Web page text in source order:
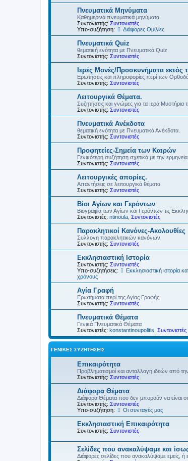
Πνευματικά Μηνύματα
Καθημερινά πνευματικά μηνύματα.
Συντονιστής: Συντονιστές
Υπο-συζήτηση:
Διάφορες Ομιλίες
Πνευματικά Quiz
θεματική ενότητα με Πνευματικά Quiz
Συντονιστής: Συντονιστές
Ιερές Μονές/Προσκυνήματα εκτός
Ερωτήσεις και πληροφορίες περί των
Συντονιστής: Συντονιστές
Λειτουργικά Θέματα.
Συζητήσεις και γνώμες για τα Ιερά Μυστήρια
Συντονιστής: Συντονιστές
Πνευματικά Ανέκδοτα
θεματική ενότητα με Πνευματικά Ανέκδοτα.
Συντονιστής: Συντονιστές
Προφητείες-Σημεία των Καιρών
Γενικότερη συζήτηση σχετικά με την
Συντονιστής: Συντονιστές
Λειτουργικές απορίες.
Απαντήσεις σε λειτουργικά θέματα.
Συντονιστής: Συντονιστές
Βίοι Αγίων και Γερόντων
Βιογραφία των Αγίων και Γερόντων τις
Συντονιστές: ntinoula Συντονιστές
Παρακλητικοί Κανόνες-Ακολουθίες
Συλλογη παρακλητικών κανόνων
Συντονιστής: Συντονιστές
Εκκλησιαστική Ιστορία
Συντονιστής: Συντονιστές
Υπο-συζητήσεις:
Εκκλησιαστική ιστορία
χρόνους
Αγία Γραφή
Ερωτήματα περί της Αγίας Γραφής
Συντονιστής: Συντονιστές
Πνευματικά Θέματα
Γενικά Πνευματικά Θέματα
Συντονιστές: konstantinoupolitis Συντονιστές
ΓΕΝΙΚΈΣ ΣΥΖΗΤΉΣΕΙΣ
Επικαιρότητα
Προβληματισμοί και ανταλλαγή ιδεών από
Συντονιστής: Συντονιστές
Διάφορα Θέματα
Διάφορα Θέματα που δεν μπορούν να είναι
Συντονιστής: Συντονιστές
Υπο-συζήτηση:
Οι συνταγές μας
Εκκλησιαστική Επικαιρότητα
Συντονιστής: Συντονιστές
Σελίδες που ανακαλύψαμε και
Διάφορες σελίδες που ανακαλύψαμε εμείς, ή